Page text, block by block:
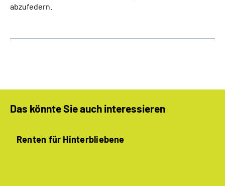
abzufedern.
Das könnte Sie auch interessieren
Renten für Hinterbliebene